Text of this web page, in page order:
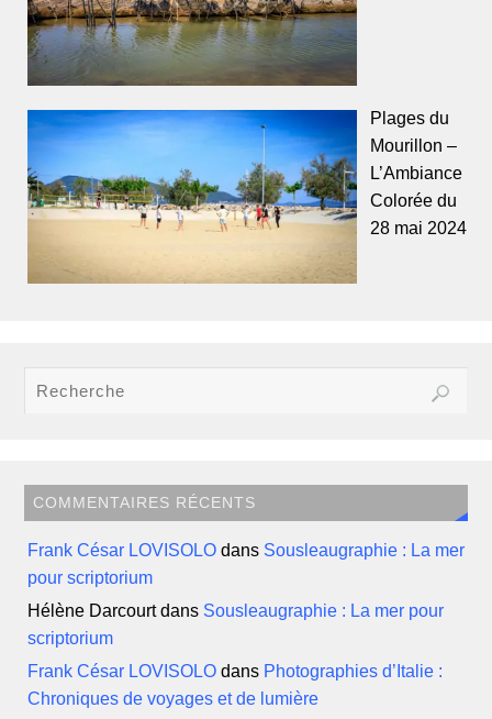
Plages du
Mourillon –
L’Ambiance
Colorée du
28 mai 2024
COMMENTAIRES RÉCENTS
Frank César LOVISOLO dans Sousleaugraphie : La mer
pour scriptorium
Hélène Darcourtdans Sousleaugraphie : La mer pour
scriptorium
Frank César LOVISOLO dans Photographies d’Italie :
Chroniques de voyages et de lumière